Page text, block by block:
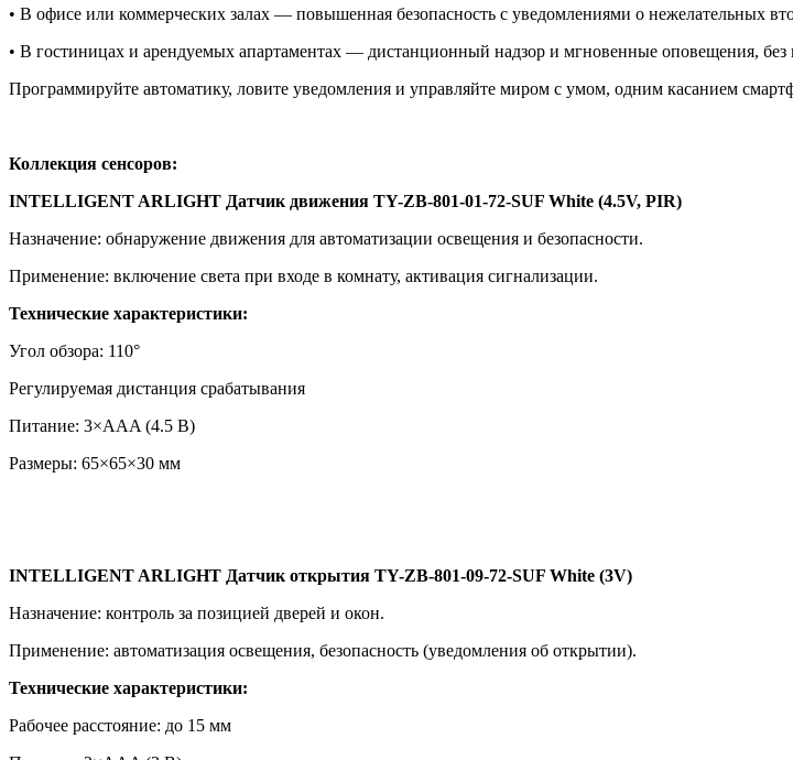
• В офисе или коммерческих залах — повышенная безопасность с уведомлениями о нежелательных
• В гостиницах и арендуемых апартаментах — дистанционный надзор и мгновенные оповещения, без
Программируйте автоматику, ловите уведомления и управляйте миром с умом, одним касанием
Коллекция сенсоров:
INTELLIGENT ARLIGHT Датчик движения TY-ZB-801-01-72-SUF White (4.5V, PIR)
Назначение: обнаружение движения для автоматизации освещения и безопасности.
Применение: включение света при входе в комнату, активация сигнализации.
Технические характеристики:
Угол обзора: 110°
Регулируемая дистанция срабатывания
Питание: 3×AAA (4.5 В)
Размеры: 65×65×30 мм
INTELLIGENT ARLIGHT Датчик открытия TY-ZB-801-09-72-SUF White (3V)
Назначение: контроль за позицией дверей и окон.
Применение: автоматизация освещения, безопасность (уведомления об открытии).
Технические характеристики:
Рабочее расстояние: до 15 мм